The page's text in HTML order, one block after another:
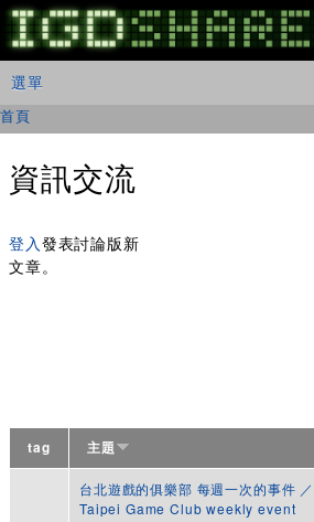
移
至
主
IGDSHARE
獨
遊
開
發
享
會
主選單
選單
您在這裡
首頁
資訊交流
登入 發表討論版新
文章。
tag 主題
台北遊戲的俱樂部 每週一次的事件 ／
Taipei Game Club weekly event